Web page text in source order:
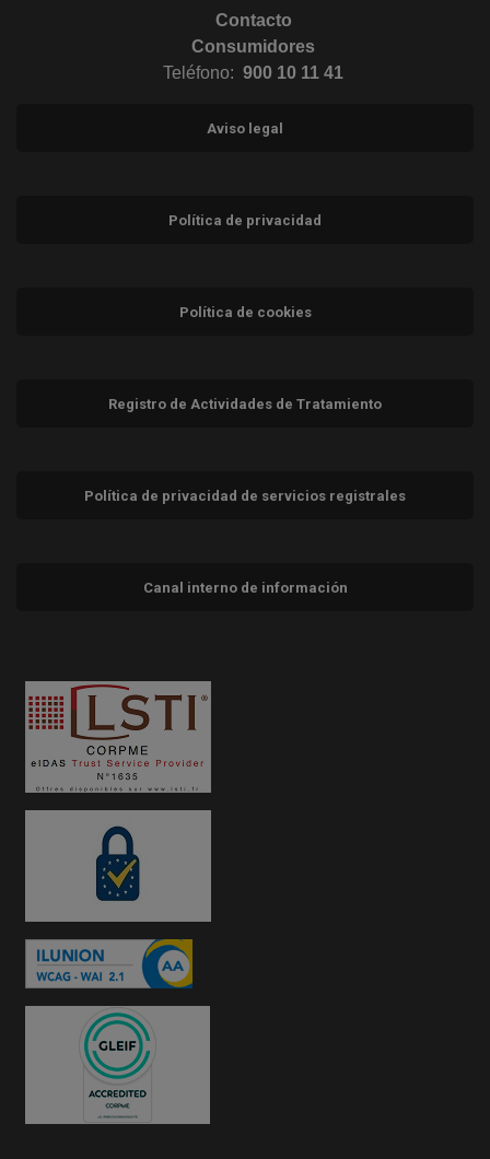
Contacto
Consumidores
Teléfono: 900 10 11 41
Aviso legal
Política de privacidad
Política de cookies
Registro de Actividades de Tratamiento
Política de privacidad de servicios registrales
Canal interno de información